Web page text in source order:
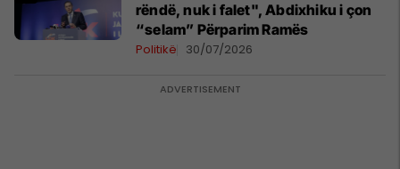
rëndë, nuk i falet", Abdixhiku i çon
“selam” Përparim Ramës
Politikë 30/07/2026